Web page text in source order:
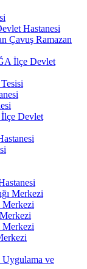
Hastanesi
Çavuş Ramazan
İlçe Devlet
İlçe Devlet
Merkezi
Merkezi
Merkezi
ve